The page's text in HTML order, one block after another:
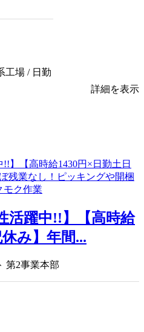
工場 / 日勤
詳細を表示
活躍中!!】【高時給
み】年間...
第2事業本部